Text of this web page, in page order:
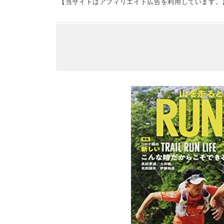
【当サイトはアフィリエイト広告を利用しています。